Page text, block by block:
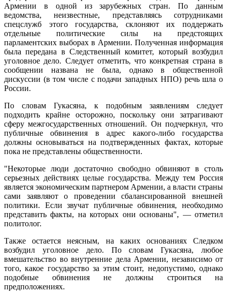
Армении в одной из зарубежных стран. По данным
ведомства, неизвестные, представляясь сотрудниками
спецслужб этого государства, склоняют их поддержать
отдельные политические силы на предстоящих
парламентских выборах в Армении. Полученная информация
была передана в Следственный комитет, который возбудил
уголовное дело. Следует отметить, что конкретная страна в
сообщении названа не была, однако в общественной
дискуссии (в том числе с подачи западных НПО) речь шла о
России.
По словам Гукасяна, к подобным заявлениям следует
подходить крайне осторожно, поскольку они затрагивают
сферу межгосударственных отношений. Он подчеркнул, что
публичные обвинения в адрес какого-либо государства
должны основываться на подтвержденных фактах, которые
пока не представлены общественности.
"Некоторые люди достаточно свободно обвиняют в столь
серьезных действиях целые государства. Между тем Россия
является экономическим партнером Армении, а власти страны
сами заявляют о проведении сбалансированной внешней
политики. Если звучат публичные обвинения, необходимо
представить факты, на которых они основаны", — отметил
политолог.
Также остается неясным, на каких основаниях Следком
возбудил уголовное дело. По словам Гукасяна, любое
вмешательство во внутренние дела Армении, независимо от
того, какое государство за этим стоит, недопустимо, однако
подобные обвинения не должны строиться на
предположениях.